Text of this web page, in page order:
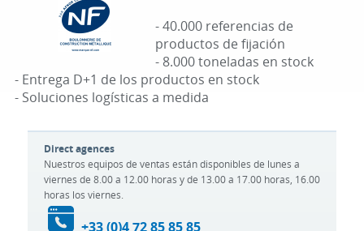
- 40.000 referencias de
productos de fijación
- 8.000 toneladas en stock
- Entrega D+1 de los productos en stock
- Soluciones logísticas a medida
Direct agences
Nuestros equipos de ventas están disponibles de lunes a
viernes de 8.00 a 12.00 horas y de 13.00 a 17.00 horas, 16.00
horas los viernes.
+33 (0)4 72 85 85 85